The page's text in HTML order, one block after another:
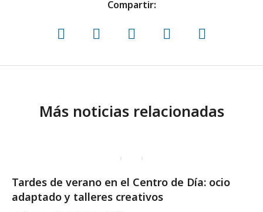
Compartir:
Más noticias relacionadas
Tardes de verano en el Centro de Día: ocio
adaptado y talleres creativos